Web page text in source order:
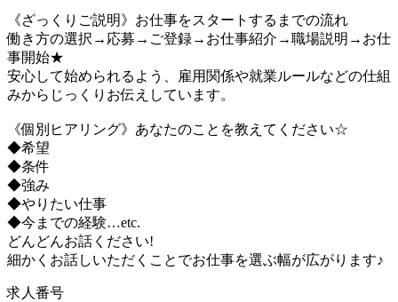
《ざっくりご説明》お仕事をスタートするまでの流れ
働き方の選択→応募→ご登録→お仕事紹介→職場説明→お仕
事開始★
安心して始められるよう、雇用関係や就業ルールなどの仕組
みからじっくりお伝えしています。
《個別ヒアリング》あなたのことを教えてください☆
◆希望
◆条件
◆強み
◆やりたい仕事
◆今までの経験…etc.
どんどんお話ください!
細かくお話しいただくことでお仕事を選ぶ幅が広がります♪
求人番号